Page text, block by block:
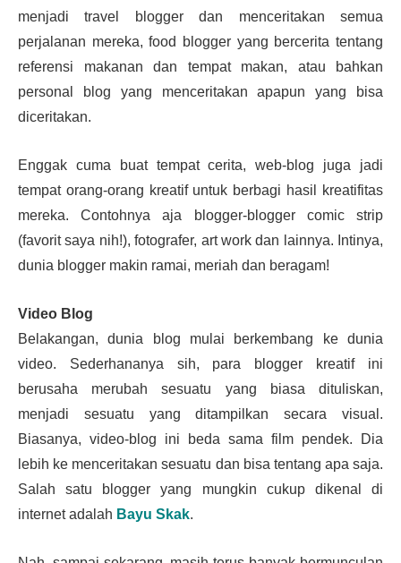
menjadi travel blogger dan menceritakan semua
perjalanan mereka, food blogger yang bercerita tentang
referensi makanan dan tempat makan, atau bahkan
personal blog yang menceritakan apapun yang bisa
diceritakan.
Enggak cuma buat tempat cerita, web-blog juga jadi
tempat orang-orang kreatif untuk berbagi hasil kreatifitas
mereka. Contohnya aja blogger-blogger comic strip
(favorit saya nih!), fotografer, art work dan lainnya. Intinya,
dunia blogger makin ramai, meriah dan beragam!
Video Blog
Belakangan, dunia blog mulai berkembang ke dunia
video. Sederhananya sih, para blogger kreatif ini
berusaha merubah sesuatu yang biasa dituliskan,
menjadi sesuatu yang ditampilkan secara visual.
Biasanya, video-blog ini beda sama film pendek. Dia
lebih ke menceritakan sesuatu dan bisa tentang apa saja.
Salah satu blogger yang mungkin cukup dikenal di
internet adalah Bayu Skak.